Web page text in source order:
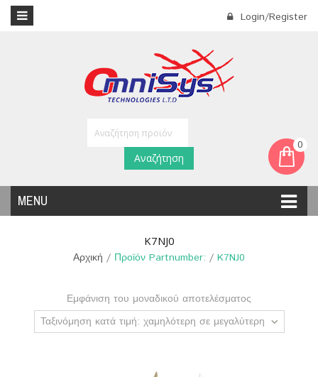
Login/Register
0
MENU
Αναζήτηση
K7NJ0
Αρχική / Προϊόν Partnumber: / K7NJ0
Εμφάνιση του μοναδικού αποτελέσματος
Ταξινόμηση κατά τιμή: χαμηλότερη σε μεγαλύτερη